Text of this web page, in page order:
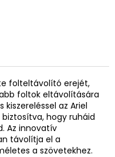
folteltávolító erejét,
foltok eltávolítására
az Ariel
hogy ruháid
Az innovatív
távolítja el a
a szövetekhez.